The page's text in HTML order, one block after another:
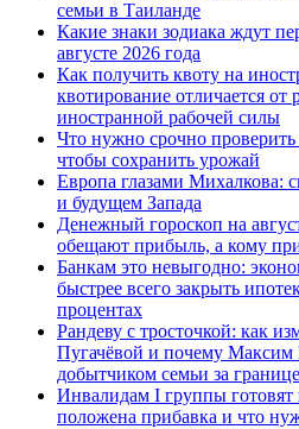
семьи в Таиланде
Какие знаки зодиака ждут
августе 2026 года
Как получить квоту на
квотирование отличается
иностранной рабочей силы
Что нужно срочно
чтобы сохранить урожай
Европа глазами Михалкова:
и будущем Запада
Денежный гороскоп на
обещают прибыль, а кому
Банкам это невыгодно:
быстрее всего закрыть
процентах
Рандеву с тросточкой: как
Пугачёвой и почему Максим
добытчиком семьи за
Инвалидам I группы готовят
положена прибавка и что